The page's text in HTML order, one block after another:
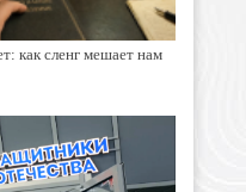
как сленг мешает нам